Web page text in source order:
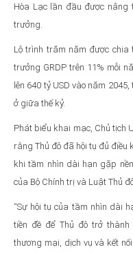
Hòa Lạc lần đầu được nâng
trưởng.
Lộ trình trăm năm được chia
trưởng GRDP trên 11% mỗi
lên 640 tỷ USD vào năm
ở giữa thế kỷ.
Phát biểu khai mạc, Chủ tịch
rằng Thủ đô đã hội tụ đủ điều
khi tầm nhìn dài hạn gặp
của Bộ Chính trị và Luật Thủ
“Sự hội tụ của tầm nhìn dài
tiền đề để Thủ đô trở
thương mại, dịch vụ và kết